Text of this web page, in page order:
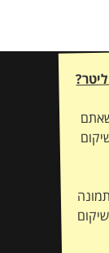
המדויק לשיקום